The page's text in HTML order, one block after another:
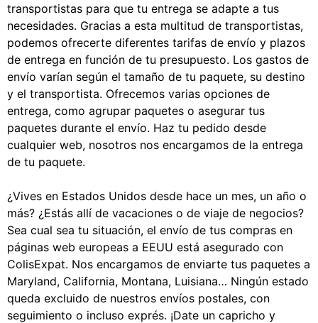
transportistas para que tu entrega se adapte a tus
necesidades. Gracias a esta multitud de transportistas,
podemos ofrecerte diferentes tarifas de envío y plazos
de entrega en función de tu presupuesto. Los gastos de
envío varían según el tamaño de tu paquete, su destino
y el transportista. Ofrecemos varias opciones de
entrega, como agrupar paquetes o asegurar tus
paquetes durante el envío. Haz tu pedido desde
cualquier web, nosotros nos encargamos de la entrega
de tu paquete.
¿Vives en Estados Unidos desde hace un mes, un año o
más? ¿Estás allí de vacaciones o de viaje de negocios?
Sea cual sea tu situación, el envío de tus compras en
páginas web europeas a EEUU está asegurado con
ColisExpat. Nos encargamos de enviarte tus paquetes a
Maryland, California, Montana, Luisiana… Ningún estado
queda excluido de nuestros envíos postales, con
seguimiento o incluso exprés. ¡Date un capricho y